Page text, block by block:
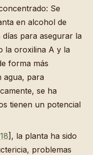
Se
en alcohol de
para asegurar la
la oroxilina A y la
forma más
agua, para
se ha
tienen un potencial
], la planta ha sido
problemas